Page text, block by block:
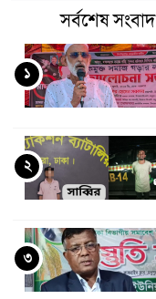
সর্বশেষ সংবাদ
১
২
৩